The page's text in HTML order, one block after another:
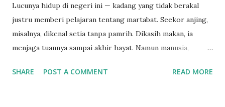
Lucunya hidup di negeri ini — kadang yang tidak berakal
justru memberi pelajaran tentang martabat. Seekor anjing,
misalnya, dikenal setia tanpa pamrih. Dikasih makan, ia
menjaga tuannya sampai akhir hayat. Namun manusia,
justru kehilangan naluri dasar bernama loyalitas.
SHARE POST A COMMENT READ MORE